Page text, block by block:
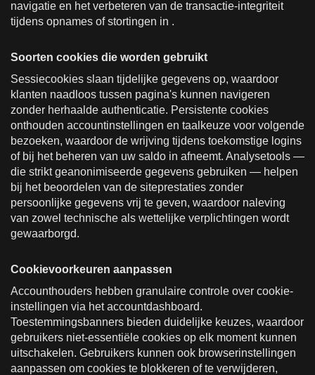
navigatie en het verbeteren van de transactie-integriteit
tijdens opnames of stortingen in .
Soorten cookies die worden gebruikt
Sessiecookies slaan tijdelijke gegevens op, waardoor
klanten naadloos tussen pagina's kunnen navigeren
zonder herhaalde authenticatie. Persistente cookies
onthouden accountinstellingen en taalkeuze voor volgende
bezoeken, waardoor de wrijving tijdens toekomstige logins
of bij het beheren van uw saldo in afneemt. Analysetools —
die strikt geanonimiseerde gegevens gebruiken — helpen
bij het beoordelen van de siteprestaties zonder
persoonlijke gegevens vrij te geven, waardoor naleving
van zowel technische als wettelijke verplichtingen wordt
gewaarborgd.
Cookievoorkeuren aanpassen
Accounthouders hebben granulaire controle over cookie-
instellingen via het accountdashboard.
Toestemmingsbanners bieden duidelijke keuzes, waardoor
gebruikers niet-essentiële cookies op elk moment kunnen
uitschakelen. Gebruikers kunnen ook browserinstellingen
aanpassen om cookies te blokkeren of te verwijderen,